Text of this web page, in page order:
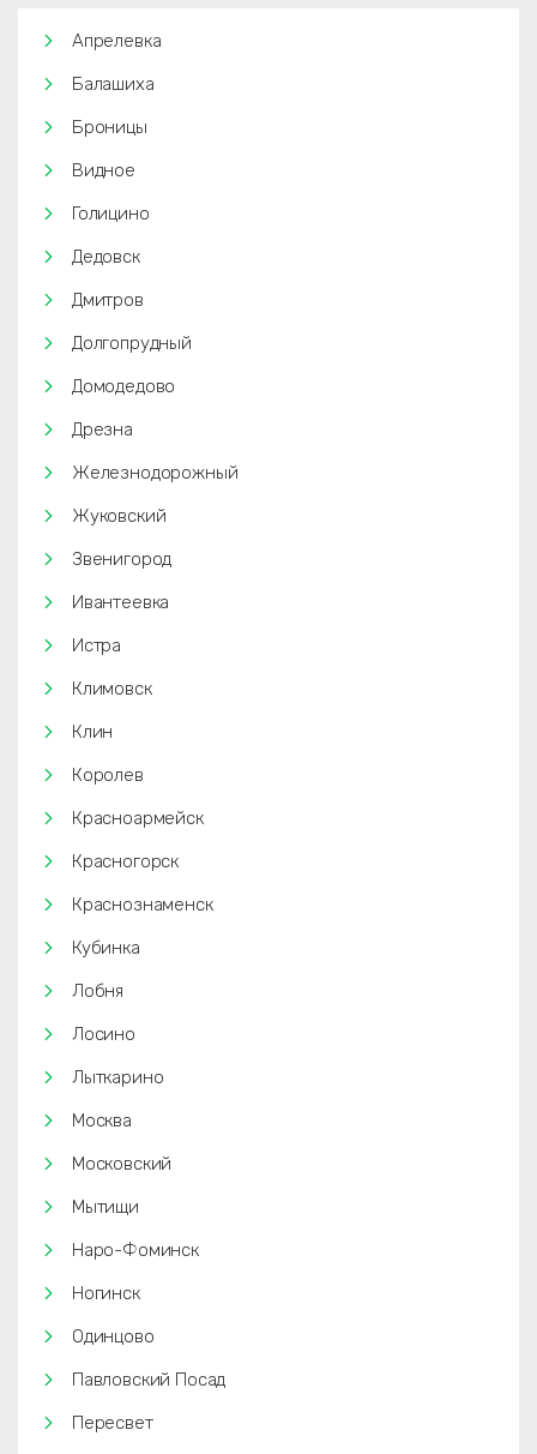
Апрелевка
Балашиха
Броницы
Видное
Голицино
Дедовск
Дмитров
Долгопрудный
Домодедово
Дрезна
Железнодорожный
Жуковский
Звенигород
Ивантеевка
Истра
Климовск
Клин
Королев
Красноармейск
Красногорск
Краснознаменск
Кубинка
Лобня
Лосино
Лыткарино
Москва
Московский
Мытищи
Наро-Фоминск
Ногинск
Одинцово
Павловский Посад
Пересвет